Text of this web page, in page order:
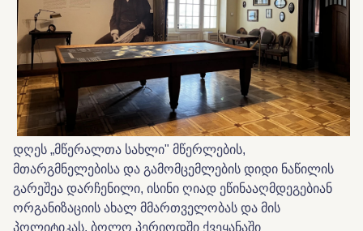
დღეს „მწერალთა სახლი" მწერლების,
მთარგმნელებისა და გამომცემლების დიდი ნაწილის
გარეშეა დარჩენილი, ისინი ღიად ეწინააღმდეგებიან
ორგანიზაციის ახალ მმართველობას და მის
პოლიტიკას. ბოლო პერიოდში ქვეყანაში